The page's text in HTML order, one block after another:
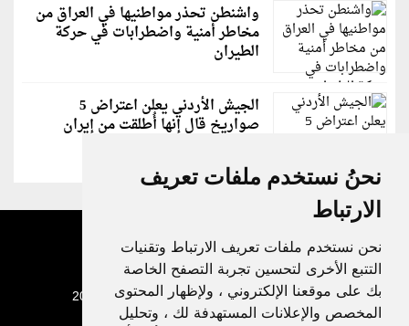
نحنُ نستخدم ملفات تعريف
الارتباط
نحن نستخدم ملفات تعريف الارتباط وتقنيات
التتبع الأخرى لتحسين تجربة التصفح الخاصة
بك على موقعنا الإلكتروني ، ولإظهار المحتوى
المخصص والإعلانات المستهدفة لك ، وتحليل
واشنطن تحذر مواطنيها في العراق من
مخاطر أمنية واضطرابات في حركة
الطيران
الجيش الأردني يعلن اعتراض 5
صواريخ قال إنها أُطلقت من إيران
جميع الحقوق محفوظة لدنيا الوطن © 2003 - 2022